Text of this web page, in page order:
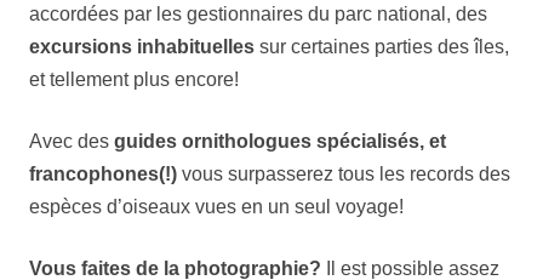
accordées par les gestionnaires du parc national, des
excursions inhabituelles sur certaines parties des îles,
et tellement plus encore!
Avec des guides ornithologues spécialisés, et
francophones(!) vous surpasserez tous les records des
espèces d’oiseaux vues en un seul voyage!
Vous faites de la photographie?
Il est possible assez